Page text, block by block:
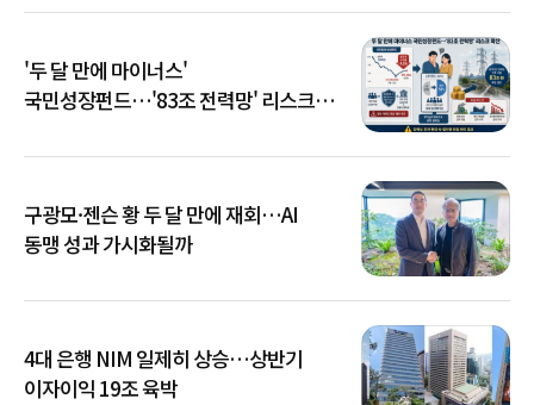
'두 달 만에 마이너스'
국민성장펀드…'83조 전력망' 리스크
구광모·젠슨 황 두 달 만에 재회…AI
동맹 성과 가시화될까
4대 은행 NIM 일제히 상승…상반기
이자이익 19조 육박